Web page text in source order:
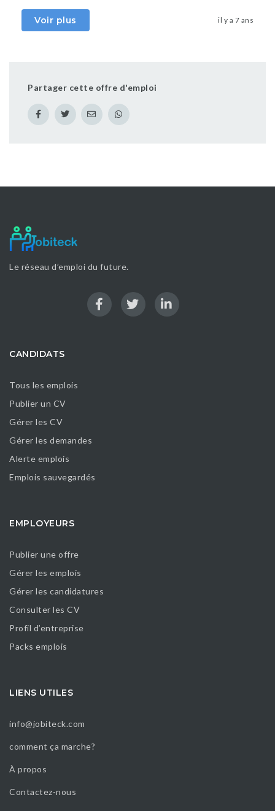
Voir plus il y a 7 ans
Partager cette offre d'emploi
Le réseau d’emploi du future.
CANDIDATS
Tous les emplois
Publier un CV
Gérer les CV
Gérer les demandes
Alerte emplois
Emplois sauvegardés
EMPLOYEURS
Publier une offre
Gérer les emplois
Gérer les candidatures
Consulter les CV
Profil d’entreprise
Packs emplois
LIENS UTILES
info@jobiteck.com
comment ça marche?
À propos
Contactez-nous